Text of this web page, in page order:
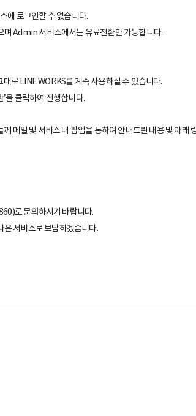
에 로그인할 수 없습니다.
Admin 서비스에서는 유료전환만 가능합니다.
로 LINE WORKS를 계속 사용하실 수 있습니다.
’을 클릭하여 진행합니다.
메일 및 서비스 내 팝업을 통하여 안내드린 내용 및 아래
로 문의하시기 바랍니다.
은 서비스로 보답하겠습니다.